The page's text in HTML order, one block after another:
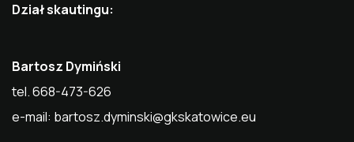
Dział skautingu:
Bartosz Dymiński
tel. 668-473-626
e-mail: bartosz.dyminski@gkskatowice.eu